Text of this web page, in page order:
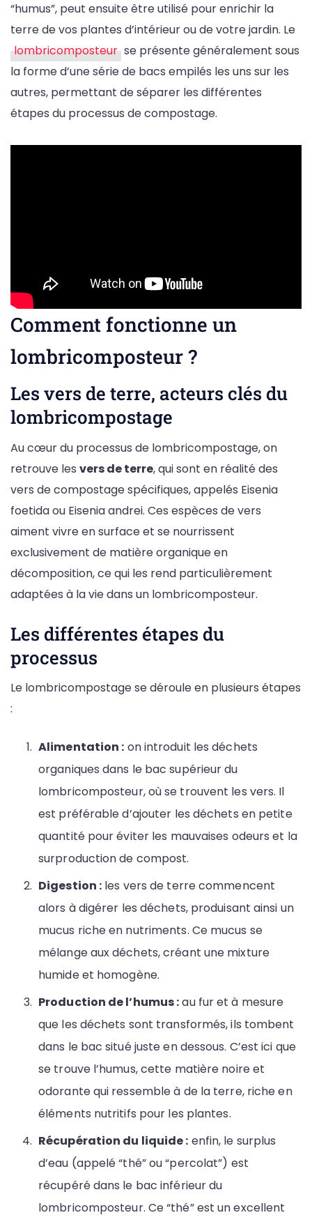
“humus”, peut ensuite être utilisé pour enrichir la
terre de vos plantes d’intérieur ou de votre jardin. Le
lombricomposteur se présente généralement sous
la forme d’une série de bacs empilés les uns sur les
autres, permettant de séparer les différentes
étapes du processus de compostage.
Comment fonctionne un
lombricomposteur ?
Les vers de terre, acteurs clés du
lombricompostage
Au cœur du processus de lombricompostage, on
retrouve les vers de terre, qui sont en réalité des
vers de compostage spécifiques, appelés Eisenia
foetida ou Eisenia andrei. Ces espèces de vers
aiment vivre en surface et se nourrissent
exclusivement de matière organique en
décomposition, ce qui les rend particulièrement
adaptées à la vie dans un lombricomposteur.
Les différentes étapes du
processus
Le lombricompostage se déroule en plusieurs étapes
:
Alimentation : on introduit les déchets
organiques dans le bac supérieur du
lombricomposteur, où se trouvent les vers. Il
est préférable d’ajouter les déchets en petite
quantité pour éviter les mauvaises odeurs et la
surproduction de compost.
Digestion : les vers de terre commencent
alors à digérer les déchets, produisant ainsi un
mucus riche en nutriments. Ce mucus se
mélange aux déchets, créant une mixture
humide et homogène.
Production de l’humus :au fur et à mesure
que les déchets sont transformés, ils tombent
dans le bac situé juste en dessous. C’est ici que
se trouve l’humus, cette matière noire et
odorante qui ressemble à de la terre, riche en
éléments nutritifs pour les plantes.
Récupération du liquide : enfin, le surplus
d’eau (appelé “thé” ou “percolat”) est
récupéré dans le bac inférieur du
lombricomposteur. Ce “thé” est un excellent